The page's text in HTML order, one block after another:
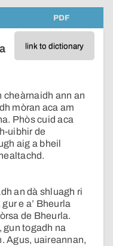
PDF
link to dictionary
cheàrnaidh ann an
mòran aca am
Phòs cuid aca
uibhir de
aig a bheil
an dà shluagh ri
e a’ Bheurla
de Bheurla.
gun togadh na
Agus, uaireannan,